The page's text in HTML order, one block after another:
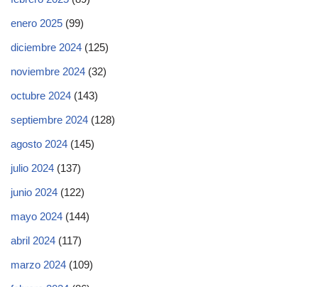
enero 2025 (99)
diciembre 2024 (125)
noviembre 2024 (32)
octubre 2024 (143)
septiembre 2024 (128)
agosto 2024 (145)
julio 2024 (137)
junio 2024 (122)
mayo 2024 (144)
abril 2024 (117)
marzo 2024 (109)